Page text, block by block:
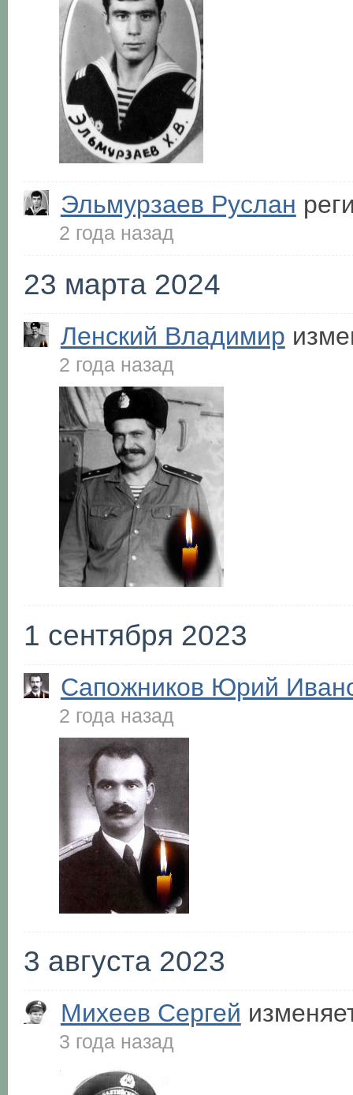
Эльмурзаев Руслан
2 года назад
23 марта 2024
Ленский Владимир
2 года назад
1 сентября 2023
Сапожников Юрий
2 года назад
3 августа 2023
Михеев Сергей
3 года назад